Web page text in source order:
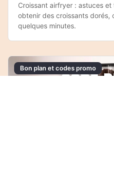
Croissant airfryer : astuces
obtenir des croissants dorés,
quelques minutes.
Bon plan et codes promo